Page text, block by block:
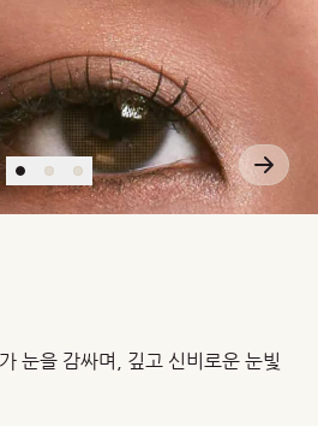
눈을 감싸며, 깊고 신비로운 눈빛